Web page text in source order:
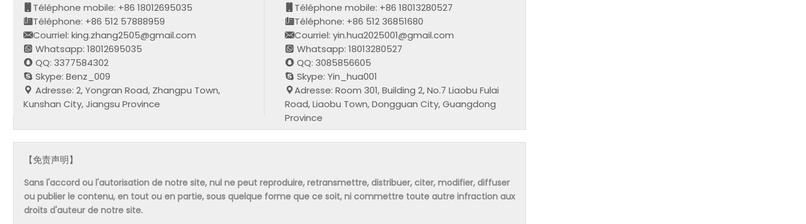
Téléphone mobile: +86 18012695035
Téléphone: +86 512 57888959
Courriel: king.zhang2505@gmail.com
Whatsapp: 18012695035
QQ: 3377584302
Skype: Benz_009
Adresse: 2, Yongran Road, Zhangpu Town,
Kunshan City, Jiangsu Province
Téléphone mobile: +86 18013280527
Téléphone: +86 512 36851680
Courriel: yin.hua2025001@gmail.com
Whatsapp: 18013280527
QQ: 3085856605
Skype: Yin_hua001
Adresse: Room 301, Building 2, No.7 Liaobu Fulai
Road, Liaobu Town, Dongguan City, Guangdong
Province
【免责声明】
Sans l'accord ou l'autorisation de notre site, nul ne peut reproduire, retransmettre, distribuer, citer, modifier, diffuser
ou publier le contenu, en tout ou en partie, sous quelque forme que ce soit, ni commettre toute autre infraction aux
droits d'auteur de notre site.